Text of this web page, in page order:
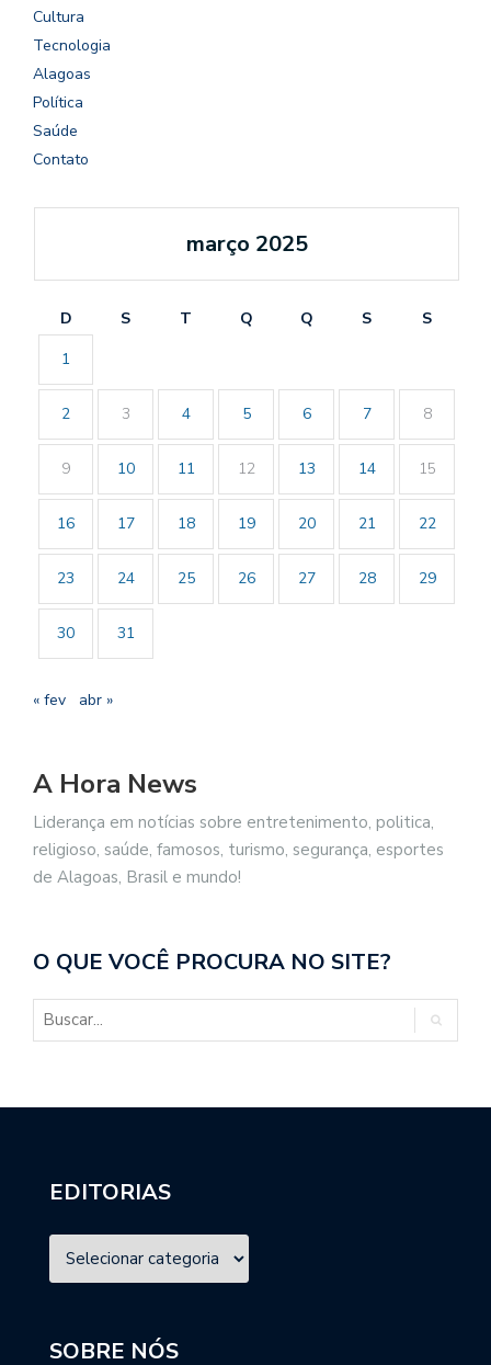
Cultura
Tecnologia
Alagoas
Política
Saúde
Contato
março 2025
D S T Q Q S
S
1
2 3 4 5 6 7 8
9 10 11 12 13 14 15
16 17 18 19 20 21 22
23 24 25 26 27 28 29
30 31
« fev abr »
A Hora News
Liderança em notícias sobre entretenimento, politica,
religioso, saúde, famosos, turismo, segurança, esportes
de Alagoas, Brasil e mundo!
O QUE VOCÊ PROCURA NO SITE?
EDITORIAS
SOBRE NÓS